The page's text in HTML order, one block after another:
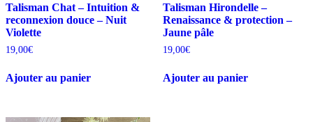
Talisman Chat – Intuition &
reconnexion douce – Nuit
Violette
19,00€
Ajouter au panier
Talisman Hirondelle –
Renaissance & protection –
Jaune pâle
19,00€
Ajouter au panier